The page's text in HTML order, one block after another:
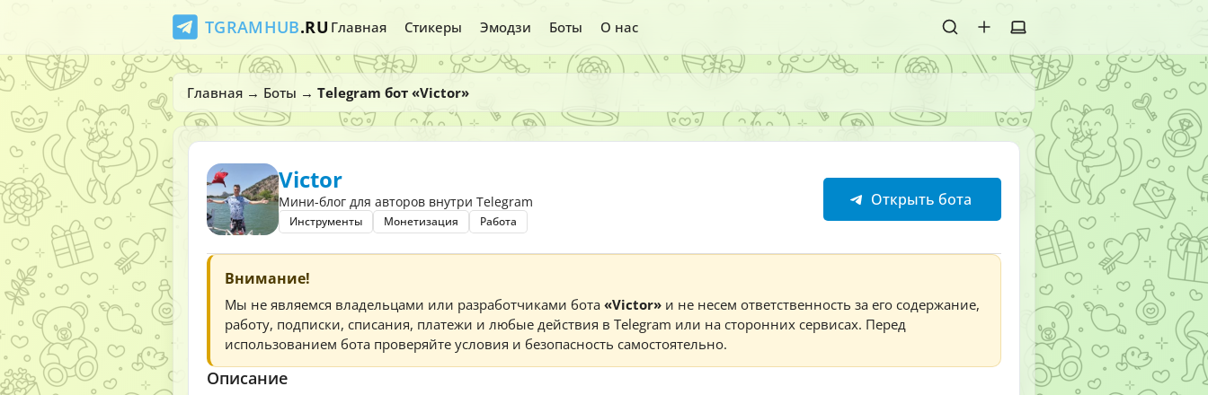
TGRAMHUB.RU Главная Стикеры Эмодзи Боты О нас
Главная → Боты → Telegram бот «Victor»
Victor
Мини-блог для авторов внутри Telegram
Инструменты Монетизация Работа
Открыть бота
Внимание!
Мы не являемся владельцами или разработчиками бота «Victor» и не несем ответственность за его содержание,
работу, подписки, списания, платежи и любые действия в Telegram или на сторонних сервисах. Перед
использованием бота проверяйте условия и безопасность самостоятельно.
Описание